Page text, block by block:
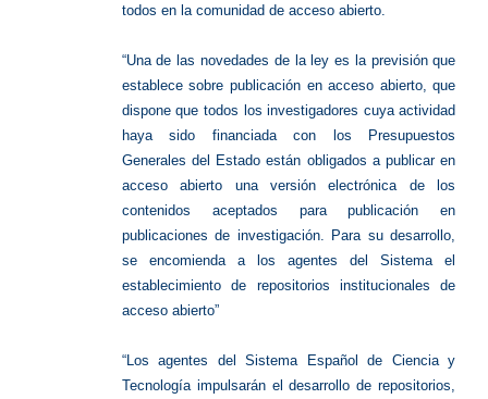
todos en la comunidad de acceso abierto.
“Una de las novedades de la ley es la previsión que
establece sobre publicación en acceso abierto, que
dispone que todos los investigadores cuya actividad
haya sido financiada con los Presupuestos
Generales del Estado están obligados a publicar en
acceso abierto una versión electrónica de los
contenidos aceptados para publicación en
publicaciones de investigación. Para su desarrollo,
se encomienda a los agentes del Sistema el
establecimiento de repositorios institucionales de
acceso abierto”
“Los agentes del Sistema Español de Ciencia y
Tecnología impulsarán el desarrollo de repositorios,